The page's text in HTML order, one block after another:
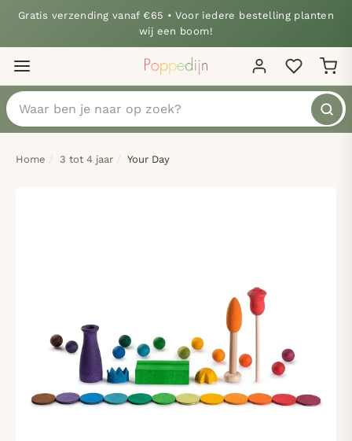
Gratis verzending vanaf €65 • Voor iedere bestelling planten
wij een boom!
Home 3 tot 4 jaar Your Day